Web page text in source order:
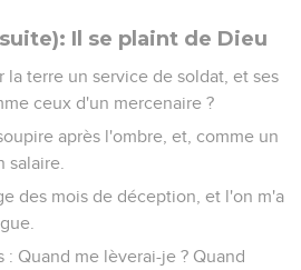
Il se plaint de Dieu
la terre un service de soldat, et ses
ceux d'un mercenaire ?
après l'ombre, et, comme un
salaire.
des mois de déception, et l'on m'a
: Quand me lèverai-je ? Quand